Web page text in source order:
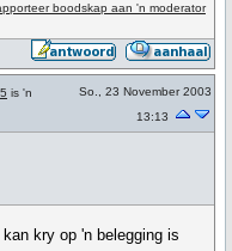
boodskap aan 'n moderator
is 'n
So., 23 November 2003
13:13
kry op 'n belegging is